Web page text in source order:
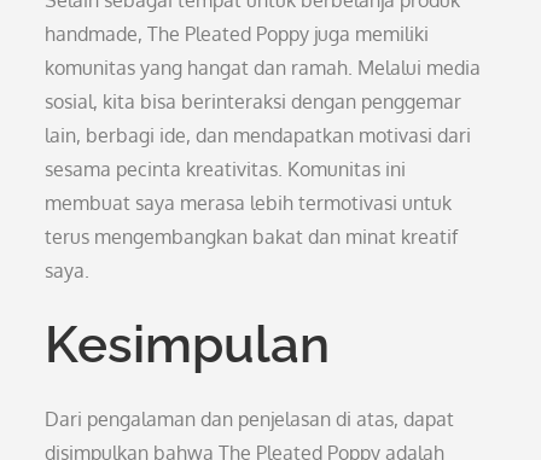
handmade, The Pleated Poppy juga memiliki
komunitas yang hangat dan ramah. Melalui media
sosial, kita bisa berinteraksi dengan penggemar
lain, berbagi ide, dan mendapatkan motivasi dari
sesama pecinta kreativitas. Komunitas ini
membuat saya merasa lebih termotivasi untuk
terus mengembangkan bakat dan minat kreatif
saya.
Kesimpulan
Dari pengalaman dan penjelasan di atas, dapat
disimpulkan bahwa The Pleated Poppy adalah